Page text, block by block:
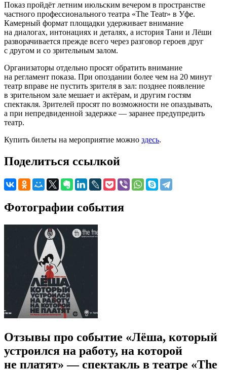
Показ пройдёт летним июльским вечером в пространстве
частного профессионального театра «The Teatr» в Уфе.
Камерный формат площадки удерживает внимание
на диалогах, интонациях и деталях, а история Тани и Лёши
разворачивается прежде всего через разговор героев друг
с другом и со зрительным залом.
Организаторы отдельно просят обратить внимание
на регламент показа. При опоздании более чем на 20 минут
театр вправе не пустить зрителя в зал: позднее появление
в зрительном зале мешает и актёрам, и другим гостям
спектакля. Зрителей просят по возможности не опаздывать,
а при непредвиденной задержке — заранее предупредить
театр.
Купить билеты на мероприятие можно здесь.
Поделиться ссылкой
Фотографии события
Отзывы про событие «Лёша, который
устроился на работу, на которой
не платят» — спектакль в театре «The